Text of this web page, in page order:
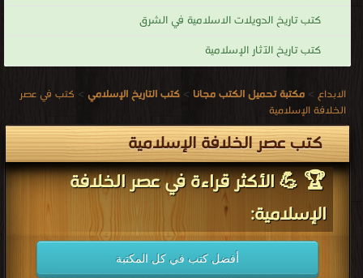
كتب تاريخ الدويلات الاسلامية في الشرق
كتب تاريخ الآثار الإسلامية
الابداع > مكتبة تحميل الكتب مجانا > كتب التاريخ الإسلامي > كتب في عصر
الخلافة الإسلامية
كتب عصر الخلافة الإسلامية
🏆 💪 الأكثر قراءة في عصر الخلافة
الإسلامية:
أفضل كتب في كل المكتبة